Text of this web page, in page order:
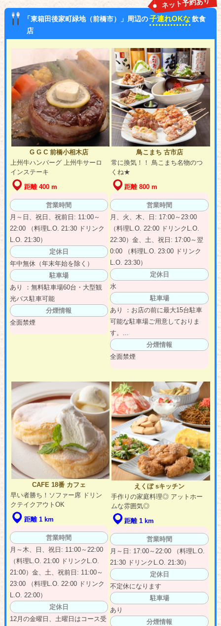
「東箱田後家町緑地（前橋市）」周辺の子連れOKな 飲食
店
G G C 前橋小相木店
上州牛ハンバーグ 上州牛サーロ
インステーキ
距離 400 m
営業時間
月～日、祝日、祝前日: 11:00～
22:00 （料理L.O. 21:30 ドリンク
L.O. 21:30）
定休日
年中無休（年末年始を除く）
駐車場
あり ：無料駐車場60台・大型観
光バス駐車可能
分煙情報
全面禁煙
鳥こまち 古市店
常に換気！！ 鳥こまち名物のつ
くね★
距離 800 m
営業時間
月、火、木、日: 17:00～23:00
（料理L.O. 22:00 ドリンクL.O.
22:30）金、土、祝日: 17:00～翌
0:00 （料理L.O. 23:00 ドリンク
L.O. 23:30）
定休日
水
駐車場
あり ：お店の前に最大15台駐車
可能な駐車場ご用意しておりま
す。...
分煙情報
全面禁煙
CAFE 18番 カフェ
早い者勝ち！ソファー席 ドリン
クテイクアウトOK
距離 1 km
営業時間
月～木、日、祝日: 11:00～22:00
（料理L.O. 21:00 ドリンクL.O.
21:00）金、土、祝前日: 11:00～
23:00 （料理L.O. 22:00 ドリンク
L.O. 22:00）
定休日
12月の金曜日、土曜日はコース受
えくぼ sキッチン
手作りの家庭料理◎ アットホー
ムな雰囲気◎
距離 1 km
営業時間
月～日: 17:00～22:00 （料理L.O.
21:30 ドリンクL.O. 21:30）
定休日
不定休になります
駐車場
あり
分煙情報